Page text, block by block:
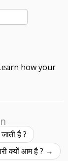
how your
है ?
क्यों आम है ? →